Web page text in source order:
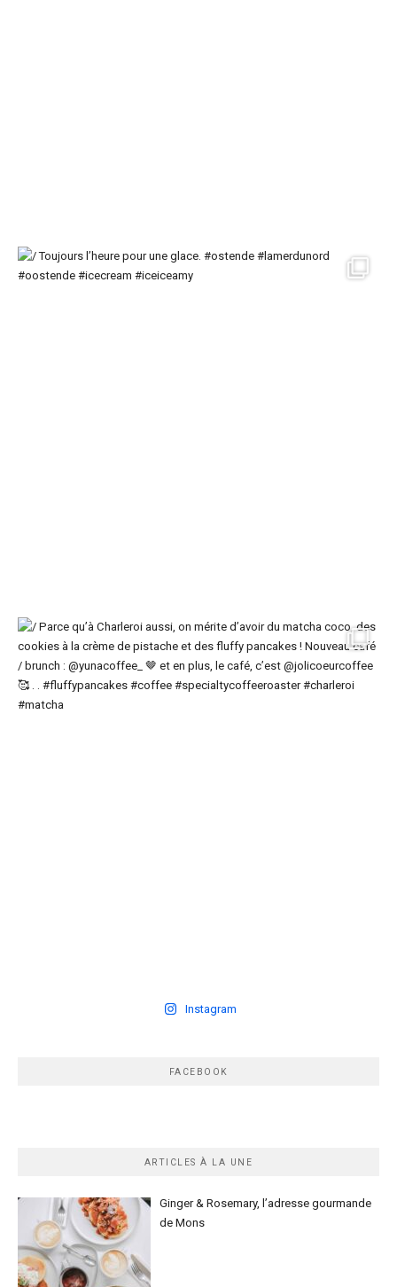
Instagram
FACEBOOK
ARTICLES À LA UNE
Ginger & Rosemary, l’adresse gourmande
de Mons